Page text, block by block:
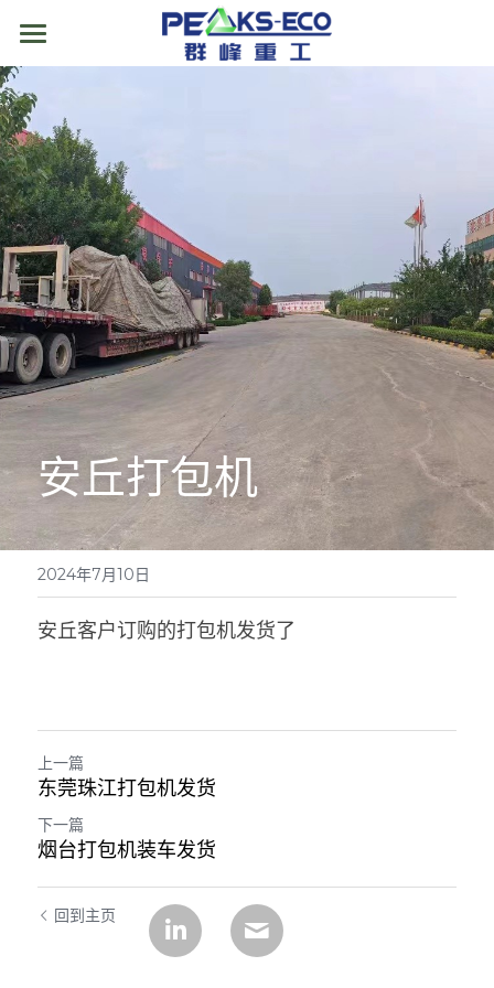
首页
关于我们
产品展示
垃圾中转站设备
智能式移动垃圾压缩设备
水平式垃圾压缩设备
地理式垃圾压缩设备
垃圾压缩站房
竖式垃圾压缩中转站设备
筛分设备
磁选机
风选机
复合筛
弹跳筛
碟选筛
撕碎机
单轴撕碎机
双轴撕碎机
撕碎机配件
输送机
螺旋输送机
链板输送机
皮带输送机
废旧家电拆解设备
废塑料精细分拣线
矿泉水瓶回收处理设备
光伏板回收处理设备
废旧轮胎处理设备
案例方案
新闻动态
视频中心
售后服务
联系我们
EN
安丘打包机
2024年7月10日
安丘客户订购的打包机发货了
上一篇
东莞珠江打包机发货
下一篇
烟台打包机装车发货
回到主页